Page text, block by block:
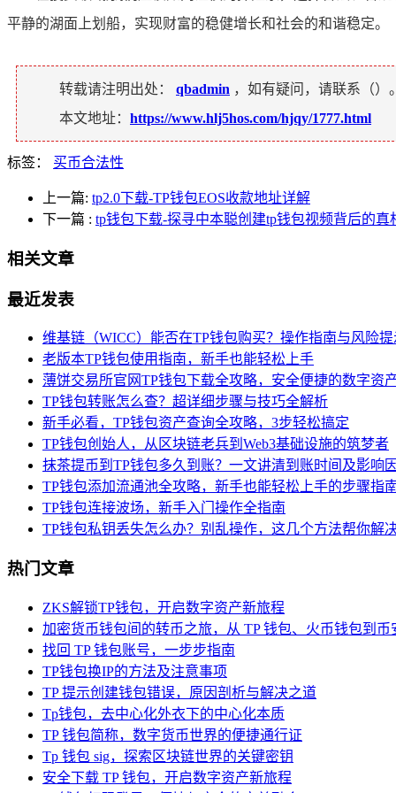
平静的湖面上划船，实现财富的稳健增长和社会的和谐稳定。
转载请注明出处： qbadmin ，如有疑问，请联系（）。
本文地址： https://www.hlj5hos.com/hjqy/1777.html
标签： 买币合法性
上一篇: tp2.0下载-TP钱包EOS收款地址详解
下一篇 : tp钱包下载-探寻中本聪创建tp钱包视频背后的真
相关文章
最近发表
维基链（WICC）能否在TP钱包购买？操作指南与风险提
老版本TP钱包使用指南，新手也能轻松上手
薄饼交易所官网TP钱包下载全攻略，安全便捷的数字资
TP钱包转账怎么查？超详细步骤与技巧全解析
新手必看，TP钱包资产查询全攻略，3步轻松搞定
TP钱包创始人，从区块链老兵到Web3基础设施的筑梦者
抹茶提币到TP钱包多久到账？一文讲清到账时间及影响
TP钱包添加流通池全攻略，新手也能轻松上手的步骤指
TP钱包连接波场，新手入门操作全指南
TP钱包私钥丢失怎么办？别乱操作，这几个方法帮你解
热门文章
ZKS解锁TP钱包，开启数字资产新旅程
加密货币钱包间的转币之旅，从 TP 钱包、火币钱包到币
找回 TP 钱包账号，一步步指南
TP钱包换IP的方法及注意事项
TP 提示创建钱包错误，原因剖析与解决之道
Tp钱包，去中心化外衣下的中心化本质
TP 钱包简称，数字货币世界的便捷通行证
Tp 钱包 sig，探索区块链世界的关键密钥
安全下载 TP 钱包，开启数字资产新旅程